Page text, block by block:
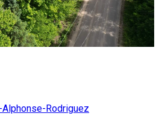
Alphonse-Rodriguez